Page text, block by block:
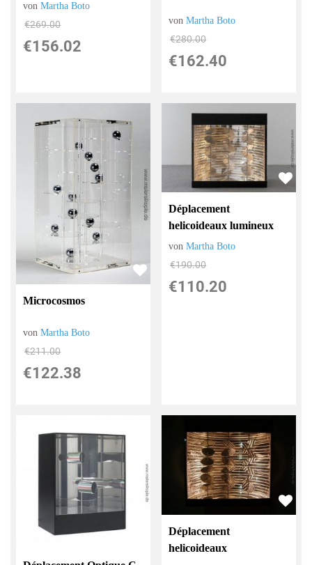
vonMartha Boto
€269.00
€156.02
vonMartha Boto
€280.00
€162.40
Microcosmos
vonMartha Boto
€211.00
€122.38
Déplacement
helicoideaux lumineux
vonMartha Boto
€190.00
€110.20
Déplacement
helicoideaux